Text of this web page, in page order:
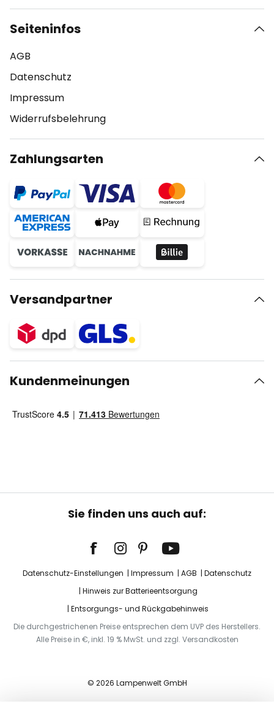
Seiteninfos
AGB
Datenschutz
Impressum
Widerrufsbelehrung
Zahlungsarten
Versandpartner
Kundenmeinungen
Sie finden uns auch auf:
Datenschutz-Einstellungen Impressum AGB
Datenschutz
Hinweis zur Batterieentsorgung
Entsorgungs- und Rückgabehinweis
Die durchgestrichenen Preise entsprechen dem UVP des Herstellers.
Alle Preise in €, inkl. 19 % MwSt. und zzgl. Versandkosten
© 2026 Lampenwelt GmbH